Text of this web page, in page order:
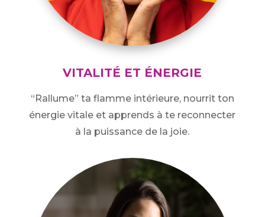
VITALITÉ ET ÉNERGIE
“Rallume” ta flamme intérieure, nourrit ton
énergie vitale et apprends à te reconnecter
à la puissance de la joie.